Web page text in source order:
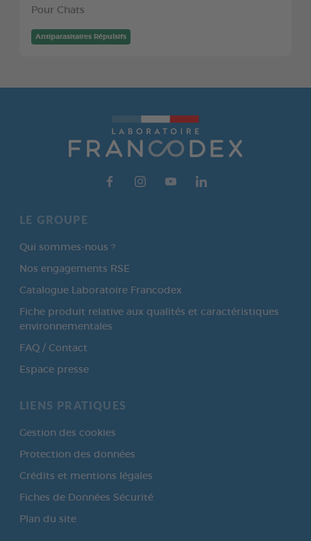
Pour Chats
Antiparasitaires Répulsifs
LE GROUPE
Qui sommes-nous ?
Nos engagements RSE
Catalogue Laboratoire Francodex
Fiche produit relative aux qualités et caractéristiques
environnementales
FAQ / Contact
Espace presse
LIENS PRATIQUES
Gestion des cookies
Protection des données
Crédits et mentions légales
Fiches de Données Sécurité
Plan du site